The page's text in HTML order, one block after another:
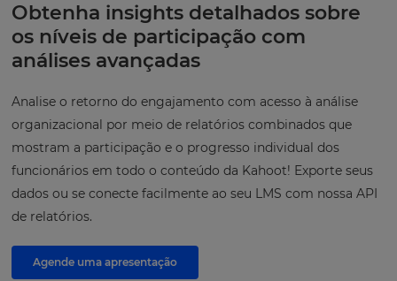
Obtenha insights detalhados sobre
os níveis de participação com
análises avançadas
Analise o retorno do engajamento com acesso à análise
organizacional por meio de relatórios combinados que
mostram a participação e o progresso individual dos
funcionários em todo o conteúdo da Kahoot! Exporte seus
dados ou se conecte facilmente ao seu LMS com nossa API
de relatórios.
Agende uma apresentação